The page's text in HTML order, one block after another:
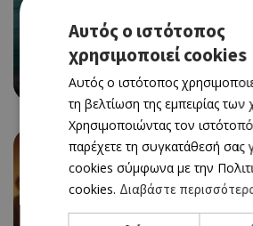
SPIDER-MAN: BRAND NEW DAY
06/08/2026 - 12/08/2026
Αυτός ο ιστότοπος
χρησιμοποιεί cookies
Αυτός ο ιστότοπος
τη βελτίωση της εμπειρίας
Χρησιμοποιώντας τον
παρέχετε τη συγκατάθεσή σας
cookies σύμφωνα με την
cookies. Διαβάστε